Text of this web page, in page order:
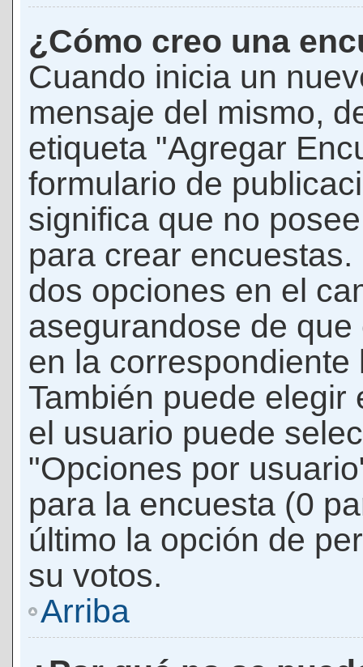
¿Cómo creo una
Cuando inicia un
mensaje del mismo,
etiqueta "Agregar
formulario de
significa que no
para crear
dos opciones en el
asegurandose de
en la
También puede
el usuario puede
"Opciones por
para la encuesta (0
último la opción de
su votos.
Arriba